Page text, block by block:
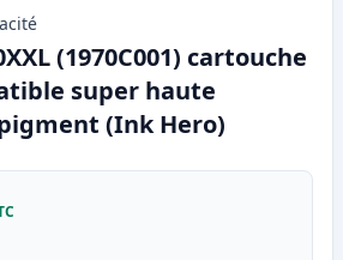
(1970C001) cartouche
super haute
(Ink Hero)